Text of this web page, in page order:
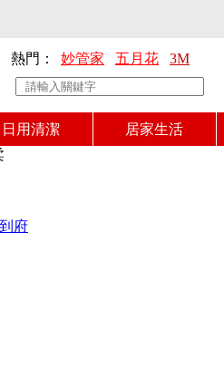
熱門： 妙管家 五月花 3M
日用清潔
居家生活
府